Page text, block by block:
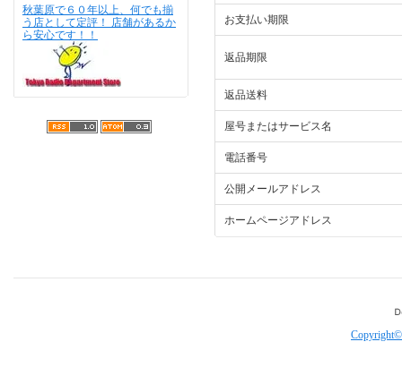
秋葉原で６０年以上、何でも揃
う店として定評！ 店舗があるか
ら安心です！！
お支払い期限
返品期限
返品送料
屋号またはサービス名
電話番号
公開メールアドレス
ホームページアドレス
Copyright©